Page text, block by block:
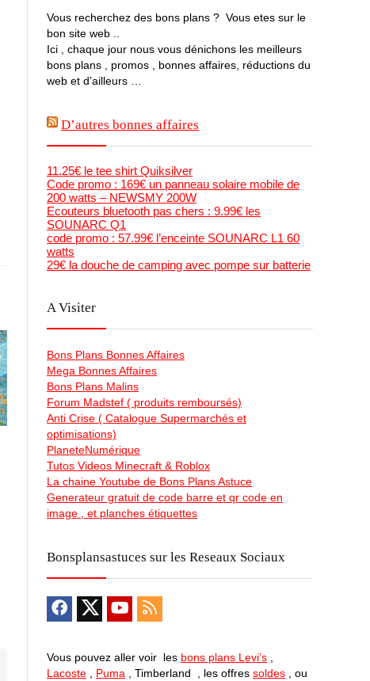
Vous recherchez des bons plans ? Vous etes sur le
bon site web ..
Ici , chaque jour nous vous dénichons les meilleurs
bons plans , promos , bonnes affaires, réductions du
web et d’ailleurs …
D’autres bonnes affaires
11.25€ le tee shirt Quiksilver
Code promo : 169€ un panneau solaire mobile de
200 watts – NEWSMY 200W
Ecouteurs bluetooth pas chers : 9.99€ les
SOUNARC Q1
code promo : 57.99€ l’enceinte SOUNARC L1 60
watts
29€ la douche de camping avec pompe sur batterie
A Visiter
Bons Plans Bonnes Affaires
Mega Bonnes Affaires
Bons Plans Malins
Forum Madstef ( produits remboursés)
Anti Crise ( Catalogue Supermarchés et
optimisations)
PlaneteNumérique
Tutos Videos Minecraft & Roblox
La chaine Youtube de Bons Plans Astuce
Generateur gratuit de code barre et qr code en
image , et planches étiquettes
Bonsplansastuces sur les Reseaux Sociaux
Vous pouvez aller voir les bons plans Levi’s
Lacoste
Puma , Timberland , les offres soldes , ou